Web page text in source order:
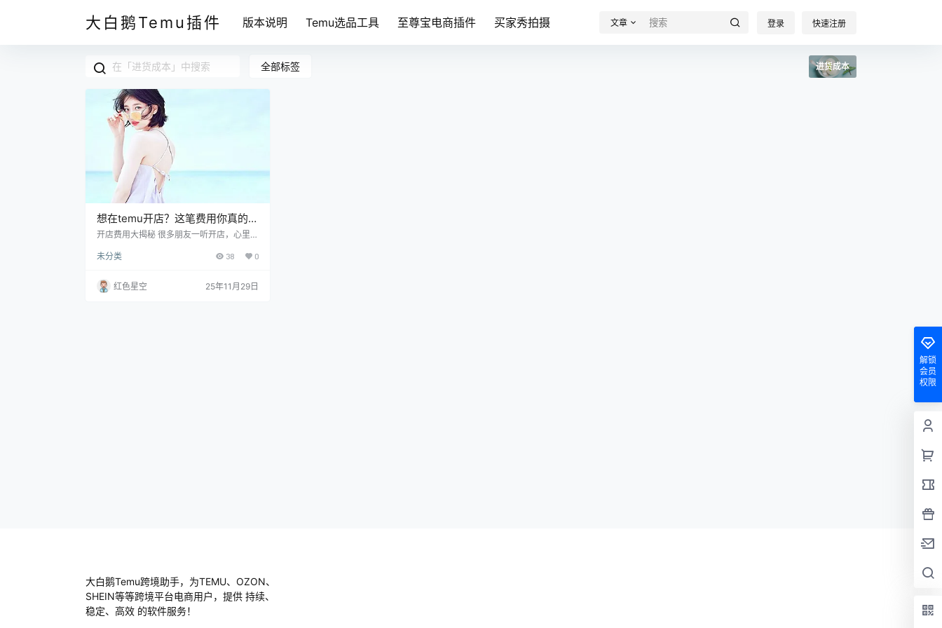
大白鹅Temu插件 版本说明 Temu选品工具 至尊宝电商插件 买家秀拍摄 文章 登录 快速注册
全部标签 进货成本
想在temu开店？这笔费用你真的准
备好了吗？
开店费用大揭秘 很多朋友一听开店，心里就
实，开店的费用可以分为几个主要部分，咱
的预算规划。 注册费用 注册一个temu店
铺，官网会有章程说明，像是申请费用、年
未分类 38 0
红色星空 25年11月29日
解锁
会员
权限
大白鹅Temu跨境助手，为TEMU、OZON、
SHEIN等等跨境平台电商用户，提供 持续、
稳定、高效 的软件服务！